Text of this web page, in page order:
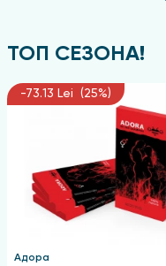
ТОП СЕЗОНА!
-73.13 Lei (25%)
Адора